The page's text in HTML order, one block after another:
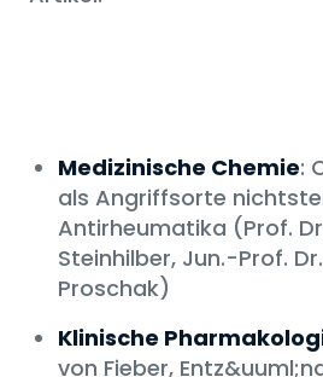
Medizinische Chemie:
als Angriffsorte
Antirheumatika (Prof.
Steinhilber, Jun.-Prof.
Proschak)
Klinische
von Fieber,